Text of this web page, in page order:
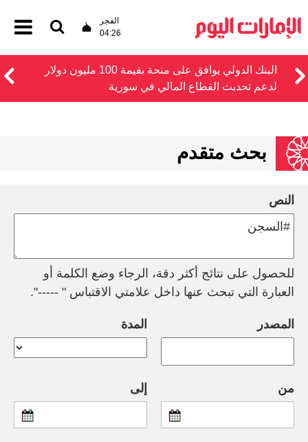
الفجر
04:26
البنك الدولي يوافق على منحة بقيمة 100 مليون دولار
لدعم تحديث القطاع المالي في سورية
بحث متقدم
النص
للحصول على نتائج أكثر دقة، الرجاء وضع الكلمة أو
العبارة التي تبحث عنها داخل علامتي الاقتباس " -----".
المصدر المدة
من إلى